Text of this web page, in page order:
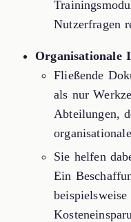
Nutzerfragen
Organisationale
Fließende
als nur
Abteilungen,
Sie helfen
Ein